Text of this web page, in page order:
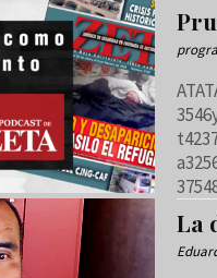
t4237453535
La